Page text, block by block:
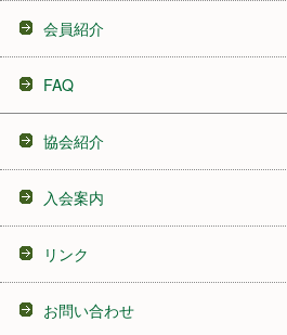
会員紹介
FAQ
協会紹介
入会案内
リンク
お問い合わせ